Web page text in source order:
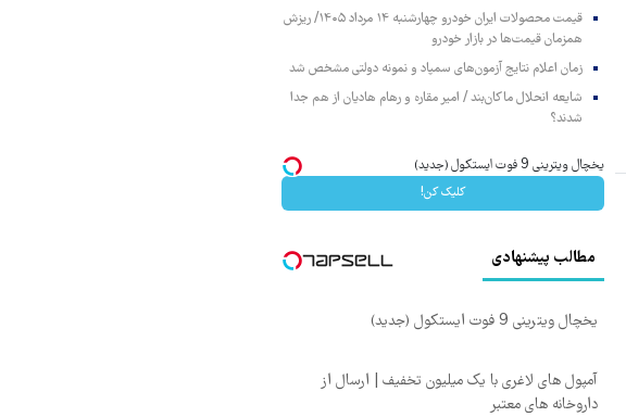
قیمت محصولات ایران خودرو چهارشنبه ۱۴ مرداد ۱۴۰۵/ ریزش
همزمان قیمت‌ها در بازار خودرو
زمان اعلام نتایج آزمون‌های سمپاد و نمونه دولتی مشخص شد
شایعه انحلال ماکان‌بند / امیر مقاره و رهام هادیان از هم جدا
شدند؟
یخچال ویترینی 9 فوت ایستکول (جدید)
کلیک کن!
مطالب پیشنهادی
یخچال ویترینی 9 فوت ایستکول (جدید)
آمپول های لاغری با یک میلیون تخفیف | ارسال از
داروخانه های معتبر